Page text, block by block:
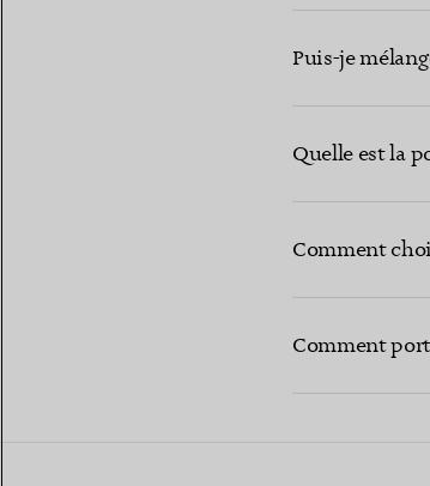
Puis-je
Quelle est la
Comment
Comment